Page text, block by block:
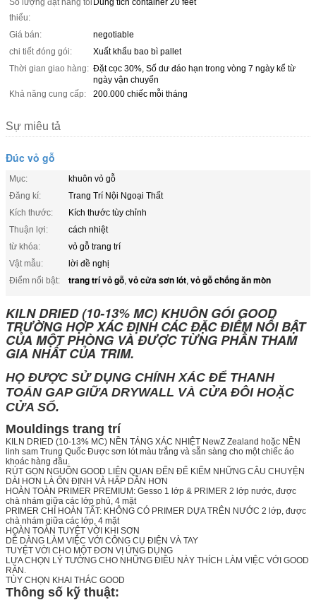
Số lượng đặt hàng tối
thiểu:
Dung tích container 20 feet
Giá bán:
negotiable
chi tiết đóng gói:
Xuất khẩu bao bì pallet
Thời gian giao hàng: Đặt cọc 30%, Số dư đáo hạn trong vòng 7 ngày kể từ
ngày vận chuyển
Khả năng cung cấp:
200.000 chiếc mỗi tháng
Sự miêu tả
Đúc vỏ gỗ
Mục:
khuôn vỏ gỗ
Đăng kí:
Trang Trí Nội Ngoại Thất
Kích thước:
Kích thước tùy chỉnh
Thuận lợi:
cách nhiệt
từ khóa:
vỏ gỗ trang trí
Vật mẫu:
lời đề nghị
Điểm nổi bật:
trang trí vỏ gỗ, vỏ cửa sơn lót, vỏ gỗ chống ăn mòn
KILN DRIED (10-13% MC) KHUÔN GÓI GOOD
TRƯỜNG HỢP XÁC ĐỊNH CÁC ĐẶC ĐIỂM NỔI BẬT
CỦA MỘT PHÒNG VÀ ĐƯỢC TỪNG PHẦN THAM
GIA NHẤT CỦA TRIM.
HỌ ĐƯỢC SỬ DỤNG CHÍNH XÁC ĐỂ THANH
TOÁN GAP GIỮA DRYWALL VÀ CỬA ĐÔI HOẶC
CỬA SỔ.
Mouldings trang trí
KILN DRIED (10-13% MC) NỀN TẢNG XÁC NHIỆT NewZ Zealand hoặc NỀN
linh sam Trung Quốc Được sơn lót màu trắng và sẵn sàng cho một chiếc áo
khoác hàng đầu.
RÚT GỌN NGUỒN GOOD LIÊN QUAN ĐẾN ĐỂ KIẾM NHỮNG CÂU CHUYỆN
DÀI HƠN LÀ ỔN ĐỊNH VÀ HẤP DẪN HƠN
HOÀN TOÀN PRIMER PREMIUM: Gesso 1 lớp & PRIMER 2 lớp nước, được
chà nhám giữa các lớp phủ, 4 mặt
PRIMER CHỈ HOÀN TẤT: KHÔNG CÓ PRIMER DỰA TRÊN NƯỚC 2 lớp, được
chà nhám giữa các lớp, 4 mặt
HOÀN TOÀN TUYỆT VỜI KHI SƠN
DỄ DÀNG LÀM VIỆC VỚI CÔNG CỤ ĐIỆN VÀ TAY
TUYỆT VỜI CHO MỘT ĐƠN VỊ ỨNG DỤNG
LỰA CHỌN LÝ TƯỞNG CHO NHỮNG ĐIỀU NÀY THÍCH LÀM VIỆC VỚI GOOD
RẮN.
TÙY CHỌN KHAI THÁC GOOD
Thông số kỹ thuật: